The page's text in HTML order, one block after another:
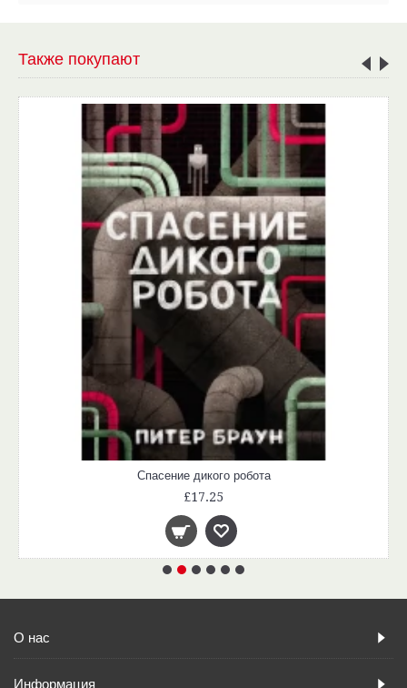
Также покупают
Спасение дикого робота
£17.25
О нас
Информация